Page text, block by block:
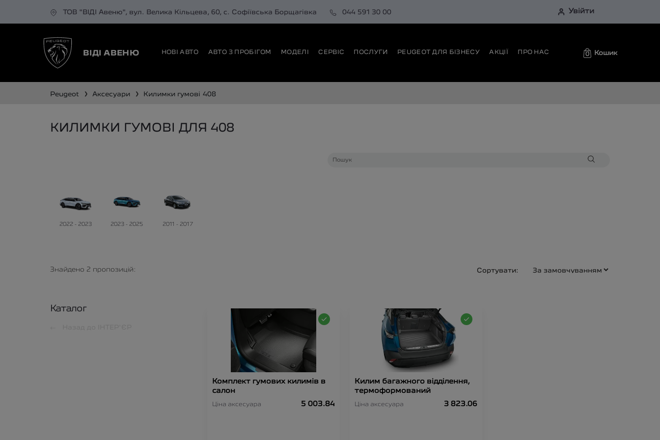
ТОВ "ВІДІ Авеню", вул. Велика Кільцева, 60, с. Софіївська Борщагівка 044 591 30 00 Увійти
ВІДІ АВЕНЮ НОВІ АВТО АВТО З ПРОБІГОМ МОДЕЛІ СЕРВІС ПОСЛУГИ PEUGEOT ДЛЯ БІЗНЕСУ АКЦІЇ ПРО НАС 0 Кошик
peugeot ❯ аксесуари ❯ килимки гумові 408
КИЛИМКИ ГУМОВІ ДЛЯ 408
2022 - 2023 2023 - 2025 2011 - 2017
Знайдено 2 пропозицій: Сортувати:
Каталог
Комплект гумових килимів в
салон
Ціна аксесуара 5 003.84
Килим багажного відділення,
термоформований
Ціна аксесуара 3 823.06